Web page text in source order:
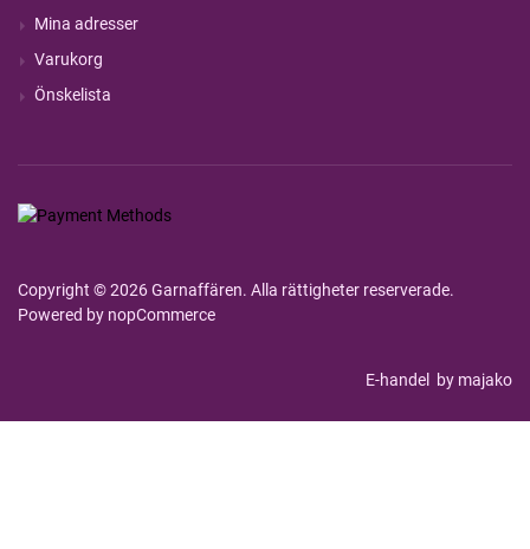
Mina adresser
Varukorg
Önskelista
Copyright © 2026 Garnaffären. Alla rättigheter reserverade.
Powered by nopCommerce
E-handel by majako